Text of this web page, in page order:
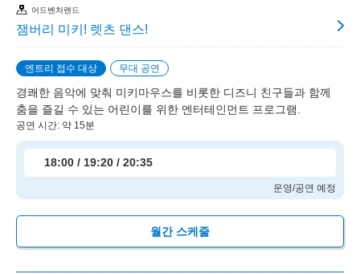
어드벤처랜드
잼버리 미키! 렛츠 댄스!
엔트리 접수 대상 무대 공연
경쾌한 음악에 맞춰 미키마우스를 비롯한 디즈니 친구들과 함께
춤을 즐길 수 있는 어린이를 위한 엔터테인먼트 프로그램.
공연 시간: 약 15분
18:00 / 19:20 / 20:35
운영/공연 예정
월간 스케줄